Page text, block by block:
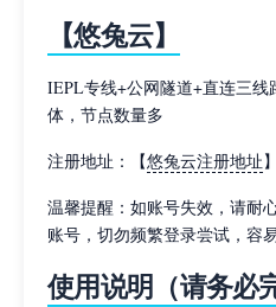
【悠兔云】
IEPL专线+公网隧道+直连三
体，节点数量多
注册地址：【悠兔云注册地址】
温馨提醒：如账号失效，请耐
账号，切勿频繁登录尝试，容
使用说明（请务必